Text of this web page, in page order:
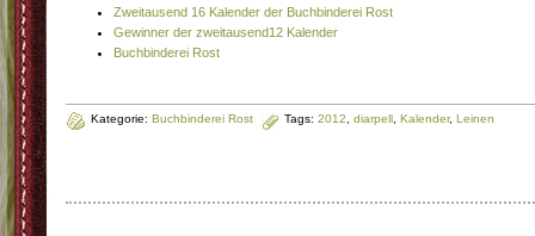
Zweitausend 16 Kalender der Buchbinderei Rost
Gewinner der zweitausend12 Kalender
Buchbinderei Rost
Kategorie: Buchbinderei Rost Tags: 2012 diarpell Kalender, Leinen